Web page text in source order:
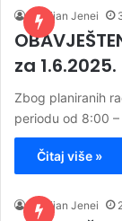
Kristijan Jenei
za 1.6.2025.
Zbog planiranih
periodu od 8:00
Čitaj više »
Kristijan Jenei